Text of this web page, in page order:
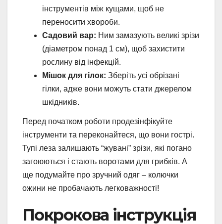
інструментів між кущами, щоб не
переносити хвороби.
Садовий вар: Ним замазують великі зрізи
(діаметром понад 1 см), щоб захистити
рослину від інфекцій.
Мішок для гілок: Зберіть усі обрізані
гілки, адже вони можуть стати джерелом
шкідників.
Перед початком роботи продезінфікуйте
інструменти та переконайтеся, що вони гострі.
Тупі леза залишають “жувані” зрізи, які погано
загоюються і стають воротами для грибків. А
ще подумайте про зручний одяг – колючки
ожини не пробачають легковажності!
Покрокова інструкція